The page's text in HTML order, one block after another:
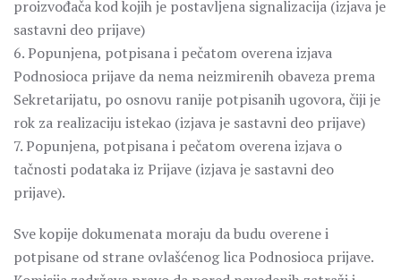
proizvođača kod kojih je postavljena signalizacija (izjava je
sastavni deo prijave)
6. Popunjena, potpisana i pečatom overena izjava
Podnosioca prijave da nema neizmirenih obaveza prema
Sekretarijatu, po osnovu ranije potpisanih ugovora, čiji je
rok za realizaciju istekao (izjava je sastavni deo prijave)
7. Popunjena, potpisana i pečatom overena izjava o
tačnosti podataka iz Prijave (izjava je sastavni deo
prijave).
Sve kopije dokumenata moraju da budu overene i
potpisane od strane ovlašćenog lica Podnosioca prijave.